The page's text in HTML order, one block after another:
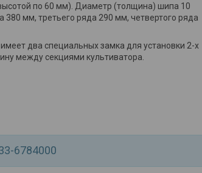
по 60 мм). Диаметр (толщина) шипа 10
мм, третьего ряда 290 мм, четвертого ряда
два специальных замка для установки 2-х
между секциями культиватора.
6784000